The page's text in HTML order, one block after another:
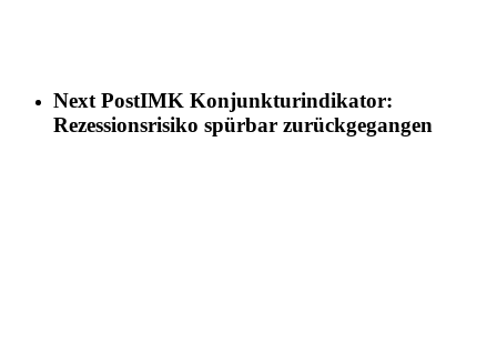
Next PostIMK Konjunkturindikator:
Rezessionsrisiko spürbar zurückgegangen